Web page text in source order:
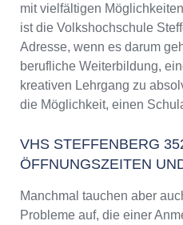
mit vielfältigen
ist die Volkshochschule
Adresse, wenn es darum
berufliche Weiterbildung,
kreativen Lehrgang zu
die Möglichkeit, einen
VHS STEFFENBERG
ÖFFNUNGSZEITEN
Manchmal tauchen aber
Probleme auf, die einer